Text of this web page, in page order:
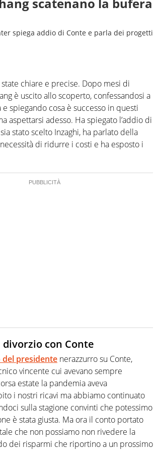
spiega addio di Conte e parla dei progetti
chiare e precise. Dopo mesi di
è uscito allo scoperto, confessandosi a
e spiegando cosa è successo in questi
aspettarsi adesso. Ha spiegato l’addio di
stato scelto Inzaghi, ha parlato della
di ridurre i costi e ha esposto i
divorzio con Conte
del presidente nerazzurro su Conte,
vincente cui avevano sempre
estate la pandemia aveva
i nostri ricavi ma abbiamo continuato
sulla stagione convinti che potessimo
è stata giusta. Ma ora il conto portato
che non possiamo non rivedere la
dei risparmi che riportino a un prossimo